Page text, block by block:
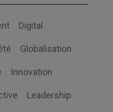
Digital
Globalisation
Innovation
Leadership